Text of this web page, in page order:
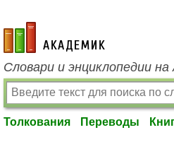
academic.ru
Словари и энциклопедии
Толкования Переводы